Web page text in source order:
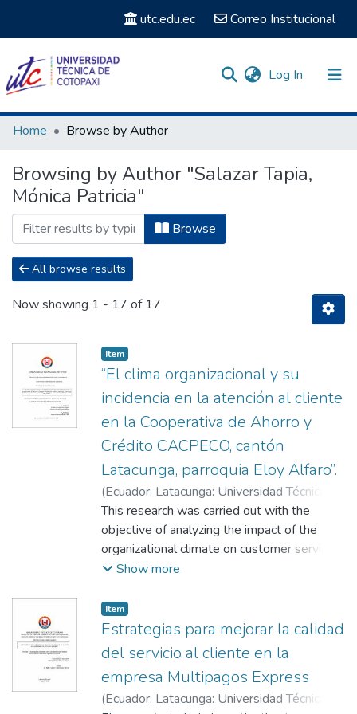
utc.edu.ec Correo Institucional
Log In (current)
Communities & Collections
Home Browse by Author
Browsing by Author "Salazar Tapia,
Mónica Patricia"
Browse
All browse results
Now showing 1 - 17 of 17
Item
“El clima organizacional y su
incidencia en la atención al cliente
en la Cooperativa de Ahorro y
Crédito CACPECO, cantón
Latacunga, parroquia Eloy Alfaro”.
(Ecuador: Latacunga: Universidad Técnica de
Cotopaxi: (UTC),2024-08)Criollo Carvajal,
Irene Yajaira;Jácome Chicaiza, Leydi Marisol
Salazar Tapia, Mónica Patricia
This research was carried out with the
objective of analyzing the impact of the
organizational climate on customer service
at Cooperativa de Ahorro y Crédito
parish since determining this relationship is
essential for the proper functioning of the
same. Studies related to the research topic,
theories, and approaches that allowed us to
understand how the organizational climate
influences customer service were taken as
Show more
Item
Estrategias para mejorar la calidad
del servicio al cliente en la
empresa Multipagos Express
(Ecuador: Latacunga: Universidad Técnica de